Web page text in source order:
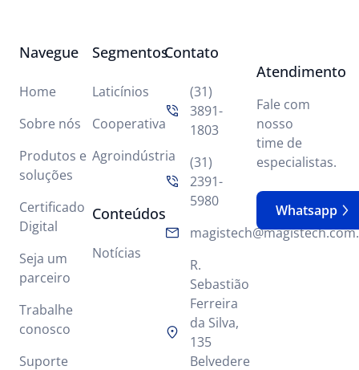
Navegue
Home
Sobre nós
Produtos e
soluções
Certificado
Digital
Seja um
parceiro
Trabalhe
conosco
Suporte
Segmentos
Laticínios
Cooperativa
Agroindústria
Conteúdos
Notícias
Contato
(31)
3891-
1803
(31)
2391-
5980
R.
Sebastião
Ferreira
da Silva,
135
Belvedere
Atendimento
Fale com
nosso
time de
especialistas.
Whatsapp